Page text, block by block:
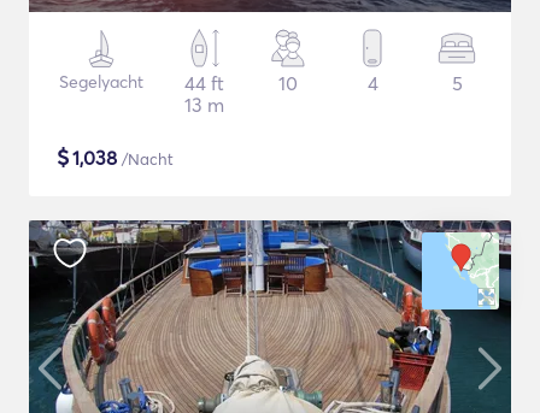
Segelyacht
44 ft
13 m
10 4 5
$1,038 /Nacht